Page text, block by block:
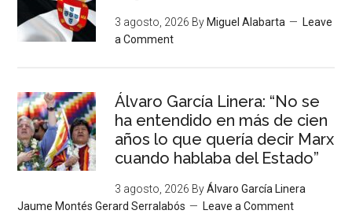
3 agosto, 2026 By Miguel Alabarta
Leave
a Comment
Álvaro García Linera: “No se
ha entendido en más de cien
años lo que quería decir Marx
cuando hablaba del Estado”
3 agosto, 2026 ByÁlvaro García Linera
Jaume Montés Gerard Serralabós
Leave a Comment